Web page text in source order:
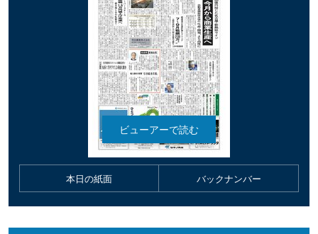
本日の紙面 バックナンバー